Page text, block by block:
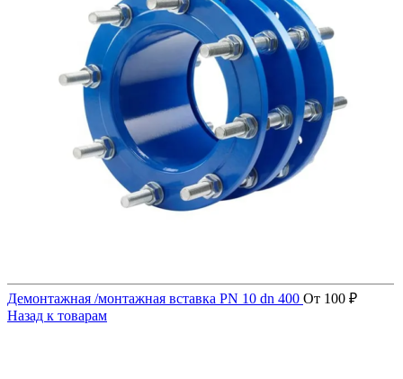
Демонтажная /монтажная вставка PN 10 dn 400 От 100 ₽
Назад к товарам